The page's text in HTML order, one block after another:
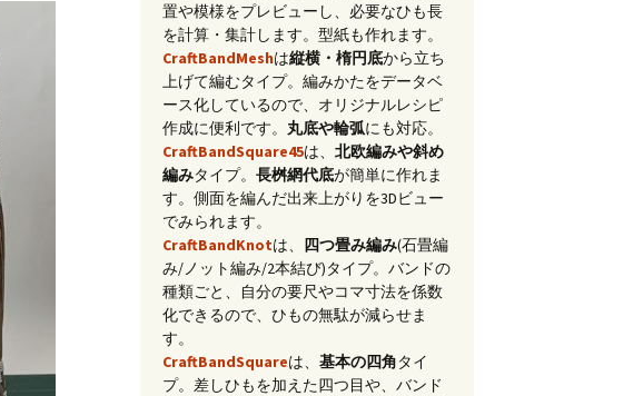
置や模様をプレビューし、必要なひも長
を計算・集計します。型紙も作れます。
CraftBandMeshは縦横・楕円底から立ち
上げて編むタイプ。編みかたをデータベ
ース化しているので、オリジナルレシピ
作成に便利です。 丸底や輪弧にも対応。
CraftBandSquare45は、 北欧編みや斜め
編みタイプ。 長桝網代底が簡単に作れま
す。側面を編んだ出来上がりを3Dビュー
でみられます。
CraftBandKnotは、 四つ畳み編み(石畳編
み/ノット編み/2本結び)タイプ。バンドの
種類ごと、自分の要尺やコマ寸法を係数
化できるので、ひもの無駄が減らせま
す。
CraftBandSquareは、 基本の四角タイ
プ。差しひもを加えた四つ目や、バンド